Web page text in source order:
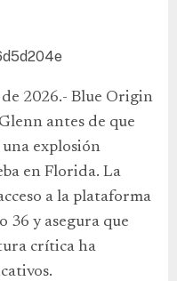
2026.- Blue Origin
antes de que
explosión
en Florida. La
a la plataforma
36 y asegura que
crítica ha